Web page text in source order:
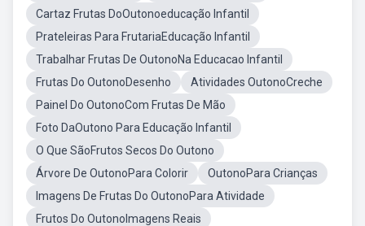
Cartaz Frutas DoOutonoeducação Infantil
Prateleiras Para FrutariaEducação Infantil
Trabalhar Frutas De OutonoNa Educacao Infantil
Frutas Do OutonoDesenho
Atividades OutonoCreche
Painel Do OutonoCom Frutas De Mão
Foto DaOutono Para Educação Infantil
O Que SãoFrutos Secos Do Outono
Árvore De OutonoPara Colorir
OutonoPara Crianças
Imagens De Frutas Do OutonoPara Atividade
Frutos Do OutonoImagens Reais